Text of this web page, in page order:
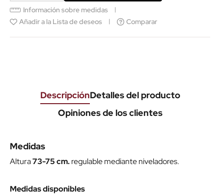
Información sobre medidas
Añadir a la Lista de deseos
Comparar
DescripciónDetalles del producto
Opiniones de los clientes
Medidas
Altura73-75 cm.regulable mediante niveladores.
Medidas disponibles